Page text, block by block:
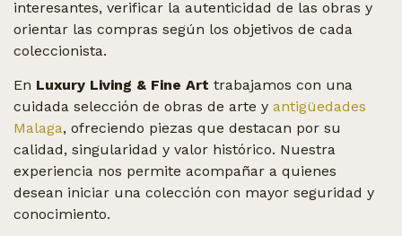
interesantes, verificar la autenticidad de las obras y
orientar las compras según los objetivos de cada
coleccionista.
En Luxury Living & Fine Art trabajamos con una
cuidada selección de obras de arte y antigüedades
Malaga, ofreciendo piezas que destacan por su
calidad, singularidad y valor histórico. Nuestra
experiencia nos permite acompañar a quienes
desean iniciar una colección con mayor seguridad y
conocimiento.